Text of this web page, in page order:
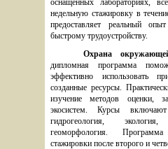
недельную стажировку в
предоставляет реальный
быстрому трудоустройству.
Охрана
дипломная программа
эффективно использовать
созданные ресурсы.
изучение методов оценки,
экосистем. Курсы
гидрогеология,
геоморфология.
стажировки после второго и